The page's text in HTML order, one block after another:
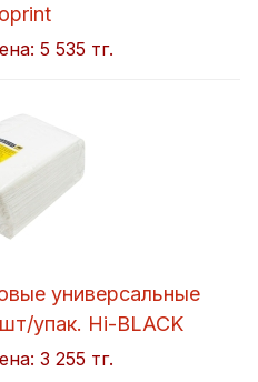
5 535 тг.
универсальные
упак. Hi-BLACK
3 255 тг.